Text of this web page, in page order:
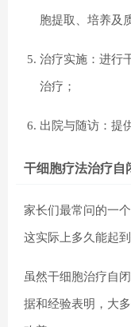
胞提取、培养及
治疗实施：进行
治疗；
出院与随访：提
干细胞疗法治疗自
家长们最常问的一
这实际上多久能起
虽然干细胞治疗自
据和经验表明，大